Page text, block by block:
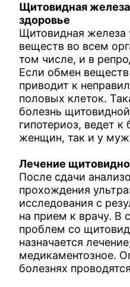
Щитовидная
здоровье
Щитовидная железа
веществ во всем
том числе, и в
Если обмен
приводит к
половых клеток.
болезнь
гипотериоз, ведет
женщин, так и у
Лечение
После сдачи
прохождения
исследования с
на прием к врачу. В
проблем со
назначается
медикаментозное.
болезнях